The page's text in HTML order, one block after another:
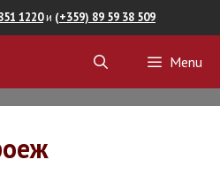
1220и (+359) 89 59 38 509
Menu